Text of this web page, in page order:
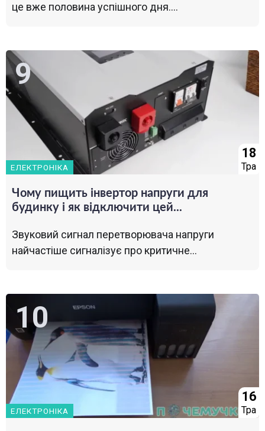
це вже половина успішного дня....
ЕЛЕКТРОНІКА
18
Тра
Чому пищить інвертор напруги для
будинку і як відключити цей...
Звуковий сигнал перетворювача напруги
найчастіше сигналізує про критичне...
ЕЛЕКТРОНІКА
16
Тра